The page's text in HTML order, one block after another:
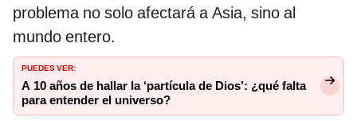
problema no solo afectará a Asia, sino al
mundo entero.
PUEDES VER:
A 10 años de hallar la ‘partícula de Dios’: ¿qué falta
para entender el universo?